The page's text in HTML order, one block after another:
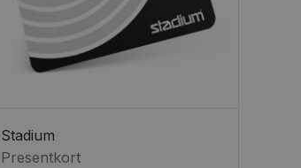
Stadium
Presentkort